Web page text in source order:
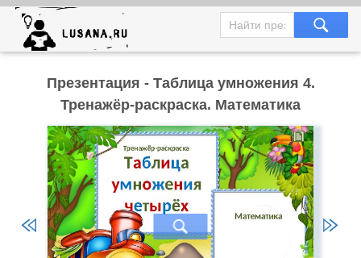
Презентация - Таблица умножения 4.
Тренажёр-раскраска. Математика